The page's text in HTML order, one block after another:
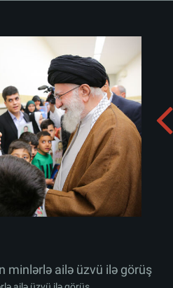
ailə üzvü ilə görüş
Albomu yüklə: zip
minlərlə ailə üzvü ilə görüş